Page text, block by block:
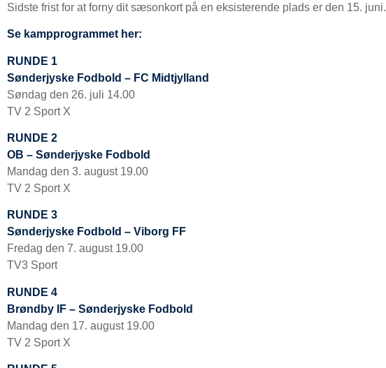
Sidste frist for at forny dit sæsonkort på en eksisterende plads er den 15. juni.
Se kampprogrammet her:
RUNDE 1
Sønderjyske Fodbold – FC Midtjylland
Søndag den 26. juli 14.00
TV 2 Sport X
RUNDE 2
OB – Sønderjyske Fodbold
Mandag den 3. august 19.00
TV 2 Sport X
RUNDE 3
Sønderjyske Fodbold – Viborg FF
Fredag den 7. august 19.00
TV3 Sport
RUNDE 4
Brøndby IF – Sønderjyske Fodbold
Mandag den 17. august 19.00
TV 2 Sport X